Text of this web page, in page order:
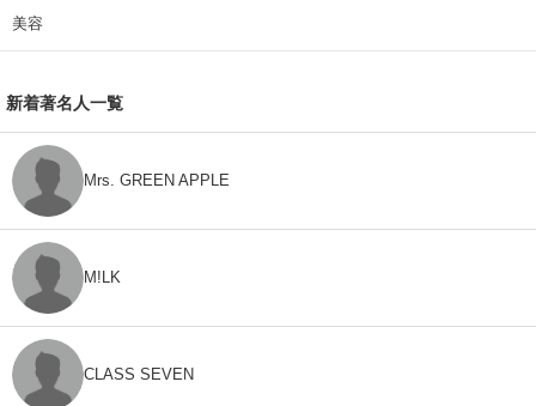
美容
新着著名人一覧
Mrs. GREEN APPLE
M!LK
CLASS SEVEN